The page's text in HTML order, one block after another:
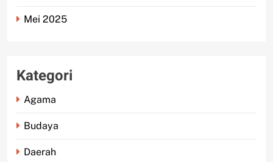
Mei 2025
Kategori
Agama
Budaya
Daerah